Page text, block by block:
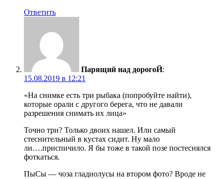
Ответить
Парящий над дорогоЙ:
15.08.2019 в 12:21
«На снимке есть три рыбака (попробуйте найти),
которые орали с другого берега, что не давали
разрешения снимать их лица»
Точно три? Только двоих нашел. Или самый
стеснительный в кустах сидит. Ну мало
ли….приспичило. Я бы тоже в такой позе постеснялся
фоткаться.
ПыСы — чоза гладиолусы на втором фото? Вроде не